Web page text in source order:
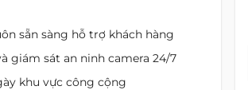
sẵn sàng hỗ trợ khách hàng
giám sát an ninh camera 24/7
khu vực công cộng